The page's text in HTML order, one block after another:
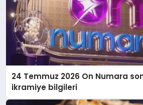
24 Temmuz 2026 On Numara
ikramiye bilgileri